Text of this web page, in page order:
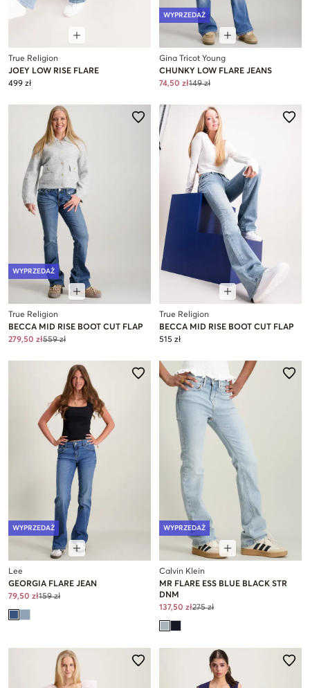
True Religion
JOEY LOW RISE FLARE
499 zł
WYPRZEDAŻ
Gina Tricot Young
CHUNKY LOW FLARE JEANS
74,50 zł149 zł
WYPRZEDAŻ
True Religion
BECCA MID RISE BOOT CUT FLAP
279,50 zł559 zł
True Religion
BECCA MID RISE BOOT CUT FLAP
515 zł
WYPRZEDAŻ
Lee
GEORGIA FLARE JEAN
79,50 zł159 zł
WYPRZEDAŻ
Calvin Klein
MR FLARE ESS BLUE BLACK STR
DNM
137,50 zł275 zł